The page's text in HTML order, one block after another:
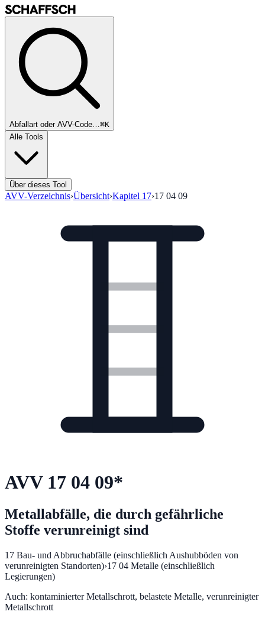
Abfallart oder AVV-Code…⌘K
Alle Tools
Über dieses Tool
AVV-Verzeichnis›Übersicht›Kapitel 17›17 04 09
AVV 17 04 09*
Metallabfälle, die durch gefährliche
Stoffe verunreinigt sind
17 Bau- und Abbruchabfälle (einschließlich Aushubböden von
verunreinigten Standorten)›17 04 Metalle (einschließlich
Legierungen)
Auch: kontaminierter Metallschrott, belastete Metalle, verunreinigter
Metallschrott